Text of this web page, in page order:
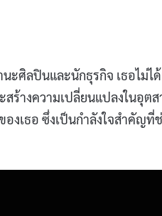
ศิลปินและนักธุรกิจ เธอไม่ไ
สร้างความเปลี่ยนแปลงในอุต
เธอ ซึ่งเป็นกำลังใจสำคัญที่ช่